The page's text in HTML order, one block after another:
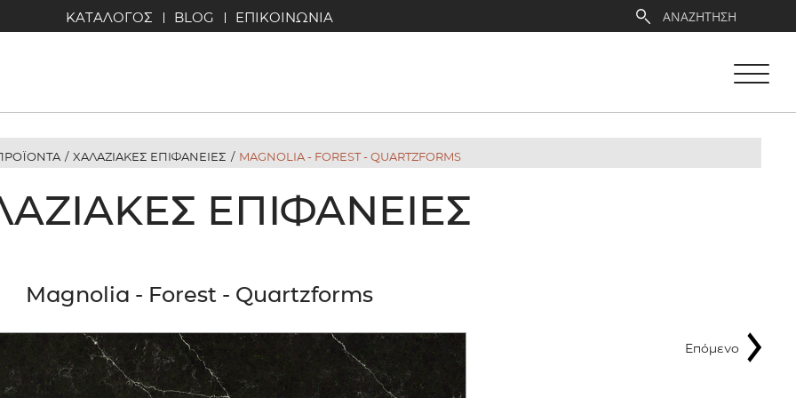
ΚΑΤΑΛΟΓΟΣ BLOG ΕΠΙΚΟΙΝΩΝΙΑ
/ ΧΑΛΑΖΙΑΚΕΣ ΕΠΙΦΑΝΕΙΕΣ / MAGNOLIA - FOREST - QUARTZFORMS
ΕΠΙΦΆΝΕΙΕΣ
Magnolia - Forest - Quartzforms
Επόμενο